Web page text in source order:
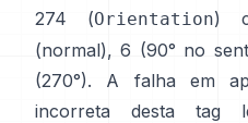
274 (Orientation)
(normal), 6 (90° no
(270°). A falha em
incorreta desta tag